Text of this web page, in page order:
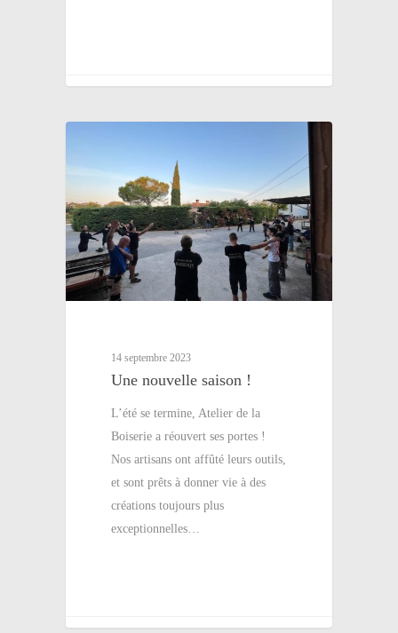
14 septembre 2023
Une nouvelle saison !
L’été se termine, Atelier de la
Boiserie a réouvert ses portes !
Nos artisans ont affûté leurs outils,
et sont prêts à donner vie à des
créations toujours plus
exceptionnelles…